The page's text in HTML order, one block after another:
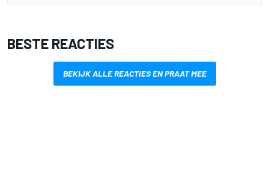
BESTE REACTIES
BEKIJK ALLE REACTIES EN PRAAT MEE